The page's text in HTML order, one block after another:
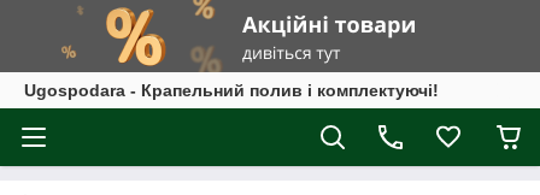
Ugospodara - Крапельний полив і комплектуючі!